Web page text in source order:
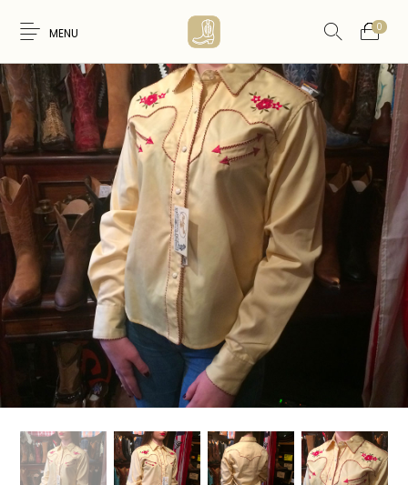
MENU 0
Nouveaux
Produits
FEMME HOMME
WESTERN &
COUNTRY
ARTISANAT
AMERINDIEN
ACCESSOIRES CEINTURES CARTES CADEAUX